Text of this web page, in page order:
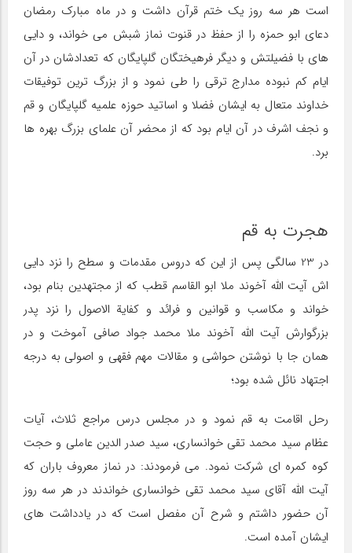
است هر سه روز یک ختم قرآن داشت و در ماه مبارک رمضان
دعای ابو حمزه را از حفظ در قنوت نماز شبش می خواند، و دایی
های با فضیلتش و دیگر فرهیختگان گلپایگان که تعدادشان در آن
ایام کم نبوده مدارج ترقی را طی نمود و از بزرگ ترین توفیقات
خداوند متعال به ایشان فضلا و اساتید حوزه علمیه گلپایگان و قم
و نجف اشرف در آن ایام بود که از محضر آن علمای بزرگ بهره ها
برد.
هجرت به قم
در 23 سالگی پس از این که دروس مقدمات و سطح را نزد دایی
اش آیت الله آخوند ملا ابو القاسم قطب که از مجتهدین بنام بود،
خواند و مکاسب و قوانین و فرائد و کفایة الاصول را نزد پدر
بزرگوارش آیت الله آخوند ملا محمد جواد صافی آموخت و در
همان جا با نوشتن حواشی و مقالات مهم فقهی و اصولی به درجه
اجتهاد نائل شده بود؛
رحل اقامت به قم نمود و در مجلس درس مراجع ثلاث، آیات
عظام سید محمد تقی خوانساری، سید صدر الدین عاملی و حجت
کوه کمره ای شرکت نمود. می فرمودند: در نماز معروف باران که
آیت الله آقای سید محمد تقی خوانساری خواندند در هر سه روز
آن حضور داشتم و شرح آن مفصل است که در یادداشت های
ایشان آمده است.